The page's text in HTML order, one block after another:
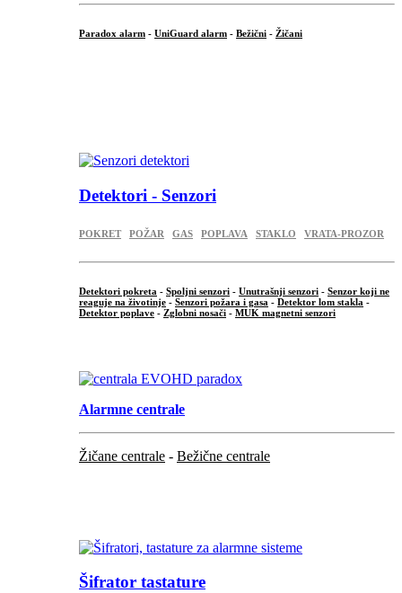
Paradox alarm - UniGuard alarm - Bežični - Žičani
Detektori - Senzori
POKRET POŽAR GAS POPLAVA STAKLO VRATA-PROZOR
Detektori pokreta - Spoljni senzori - Unutrašnji senzori - Senzor koji ne
reaguje na životinje - Senzori požara i gasa - Detektor lom stakla -
Detektor poplave - Zglobni nosači - MUK magnetni senzori
Alarmne centrale
Žičane centrale - Bežične centrale
Šifrator tastature